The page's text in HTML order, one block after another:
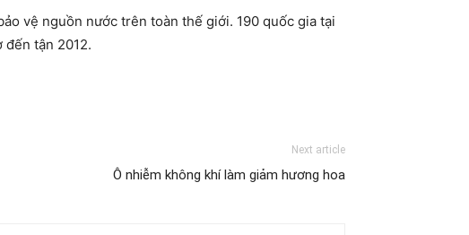
vệ nguồn nước trên toàn thế giới. 190 quốc gia tại
tận 2012.
Next article
Ô nhiễm không khí làm giảm hương hoa